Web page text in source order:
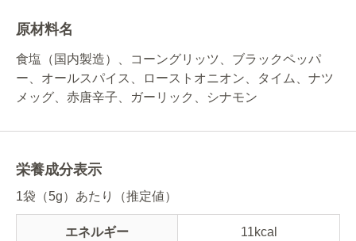
原材料名
食塩（国内製造）、コーングリッツ、ブラックペッパ
ー、オールスパイス、ローストオニオン、タイム、ナツ
メッグ、赤唐辛子、ガーリック、シナモン
栄養成分表示
1袋（5g）あたり（推定値）
エネルギー 11kcal